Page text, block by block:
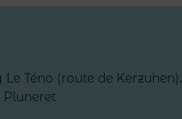
Le Téno (route de Kerzuhen).
Pluneret